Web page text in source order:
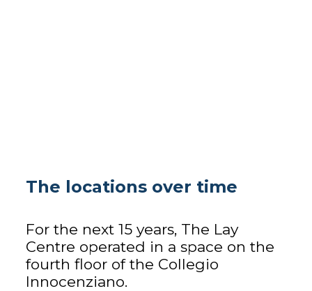
The locations over time
For the next 15 years, The Lay
Centre operated in a space on the
fourth floor of the Collegio
Innocenziano.